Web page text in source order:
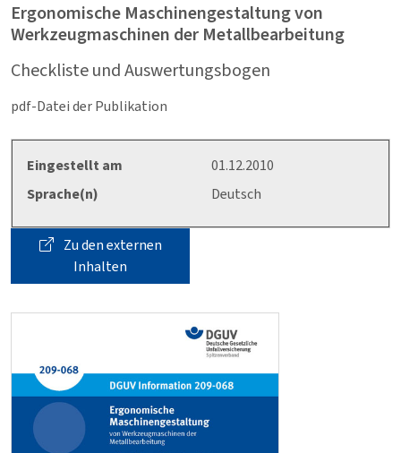
Ergonomische Maschinengestaltung von
Werkzeugmaschinen der Metallbearbeitung
Checkliste und Auswertungsbogen
pdf-Datei der Publikation
Eingestellt am
01.12.2010
Sprache(n)
Deutsch
Zu den externen
Inhalten